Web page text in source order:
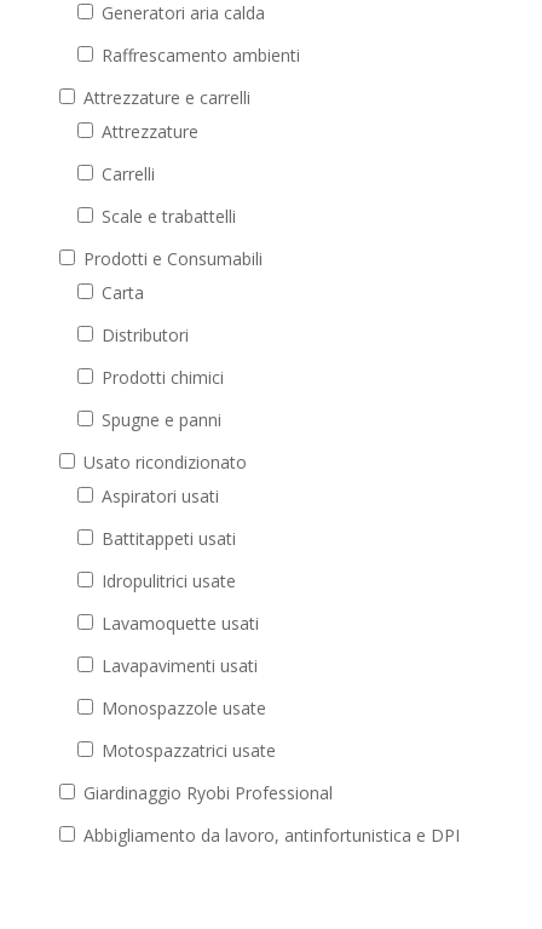
Generatori aria calda
Raffrescamento ambienti
Attrezzature e carrelli
Attrezzature
Carrelli
Scale e trabattelli
Prodotti e Consumabili
Carta
Distributori
Prodotti chimici
Spugne e panni
Usato ricondizionato
Aspiratori usati
Battitappeti usati
Idropulitrici usate
Lavamoquette usati
Lavapavimenti usati
Monospazzole usate
Motospazzatrici usate
Giardinaggio Ryobi Professional
Abbigliamento da lavoro, antinfortunistica e DPI